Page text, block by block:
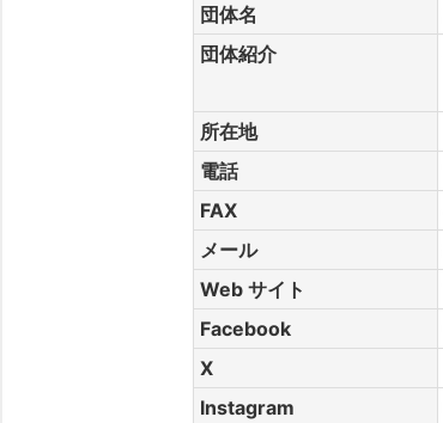
団体名
団体紹介
所在地
電話
FAX
メール
Web サイト
Facebook
X
Instagram